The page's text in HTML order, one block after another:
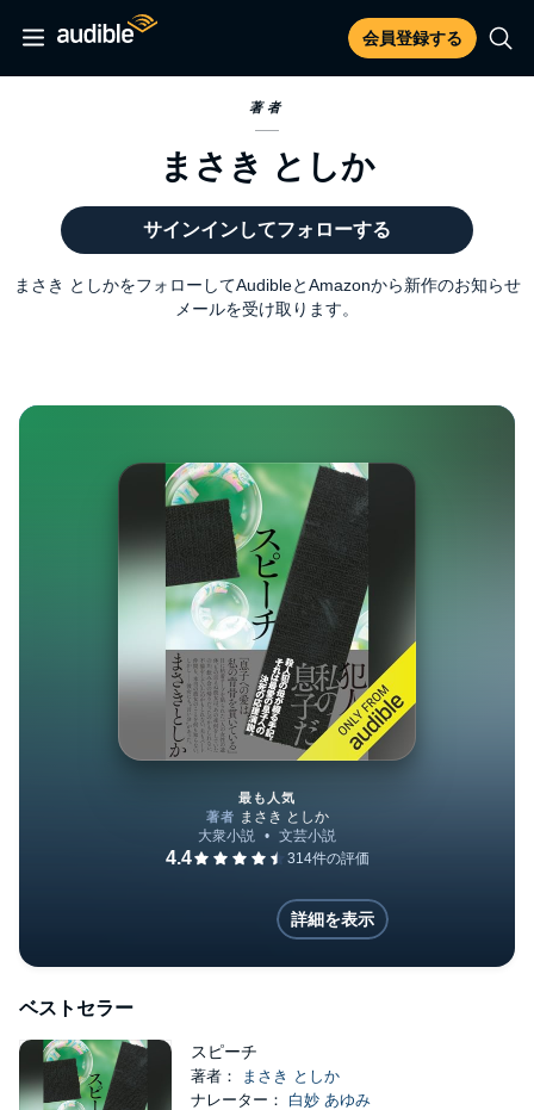
会員登録する
著者
まさき としか
サインインしてフォローする
まさき としかをフォローしてAudibleとAmazonから新作のお知らせ
メールを受け取ります。
スピーチ
最も人気
詳細を表示
ベストセラー
スピーチ
著者：
まさき としか
ナレーター： 白妙 あゆみ